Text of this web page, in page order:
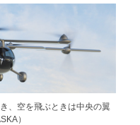
、空を飛ぶときは中央の翼
）